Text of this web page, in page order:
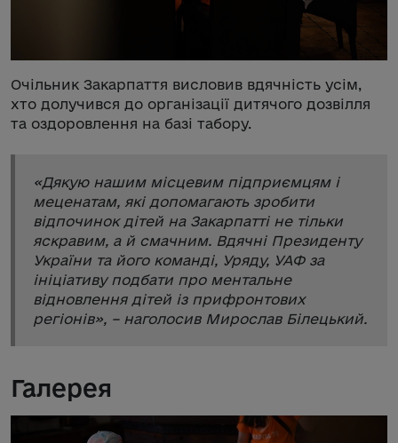
Очільник Закарпаття висловив вдячність усім,
хто долучився до організації дитячого дозвілля
та оздоровлення на базі табору.
«Дякую нашим місцевим підприємцям і
меценатам, які допомагають зробити
відпочинок дітей на Закарпатті не тільки
яскравим, а й смачним. Вдячні Президенту
України та його команді, Уряду, УАФ за
ініціативу подбати про ментальне
відновлення дітей із прифронтових
регіонів», – наголосив Мирослав Білецький.
Галерея